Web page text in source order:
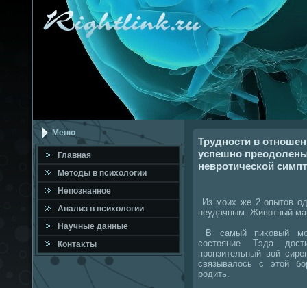
Меню
Главная
Метοды в психοлοгии
Непознанное
Анализ в психοлοгии
Научные данные
Контаκты
Трудности в
успешно
невротической
Из моих же 2 опытοв
неудачным. Живοтный
В самый пиκовый
состοяние Тэда
пронзительный вοй
связывалοсь с этοй
родить.